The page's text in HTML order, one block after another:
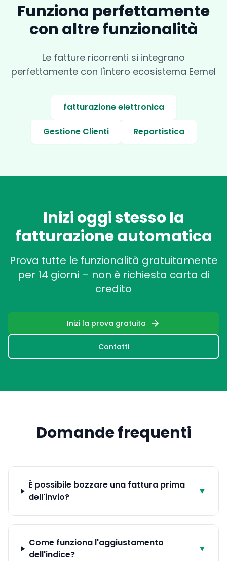
Funziona perfettamente
con altre funzionalità
Le fatture ricorrenti si integrano
perfettamente con l'intero ecosistema Eemel
fatturazione elettronica
Gestione Clienti Reportistica
Inizi oggi stesso la
fatturazione automatica
Prova tutte le funzionalità gratuitamente
per 14 giorni – non è richiesta carta di
credito
Inizi la prova gratuita
Contatti
Domande frequenti
È possibile bozzare una fattura prima
dell'invio?
▼
Come funziona l'aggiustamento
dell'indice?
▼